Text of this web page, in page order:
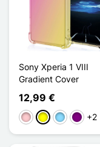
Sony Xperia 1 VIII
Gradient Cover
12,99 €
PinkGelbHellblauViolett
+2